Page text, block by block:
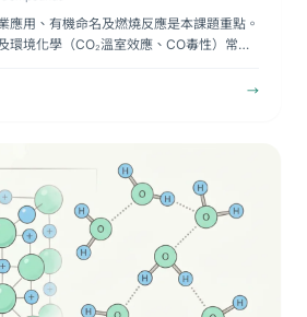
應用、有機命名及燃燒反應是本課題重點。
環境化學（CO₂溫室效應、CO毒性）常…
→